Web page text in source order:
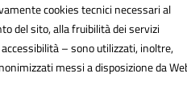
cookies tecnici necessari al
del sito, alla fruibilità dei servizi
– sono utilizzati, inoltre,
messi a disposizione da